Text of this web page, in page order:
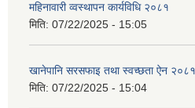
महिनावारी व्वस्थापन कार्यविधि २०८१
मिति: 07/22/2025 - 15:05
खानेपानि सरसफाइ तथा स्वच्छता ऐन २०८१
मिति: 07/22/2025 - 15:04